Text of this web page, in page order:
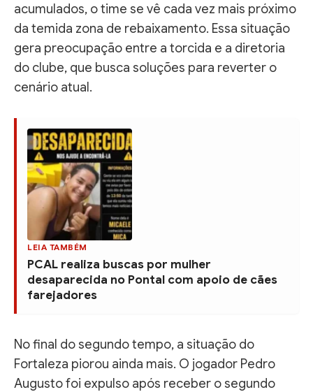
acumulados, o time se vê cada vez mais próximo
da temida zona de rebaixamento. Essa situação
gera preocupação entre a torcida e a diretoria
do clube, que busca soluções para reverter o
cenário atual.
LEIA TAMBÉM
PCAL realiza buscas por mulher
desaparecida no Pontal com apoio de cães
farejadores
No final do segundo tempo, a situação do
Fortaleza piorou ainda mais. O jogador Pedro
Augusto foi expulso após receber o segundo